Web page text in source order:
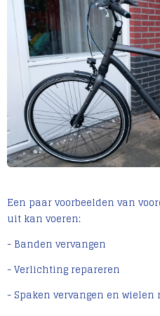
Een paar voorbeelden van
uit kan voeren:
- Banden vervangen
- Verlichting repareren
- Spaken vervangen en